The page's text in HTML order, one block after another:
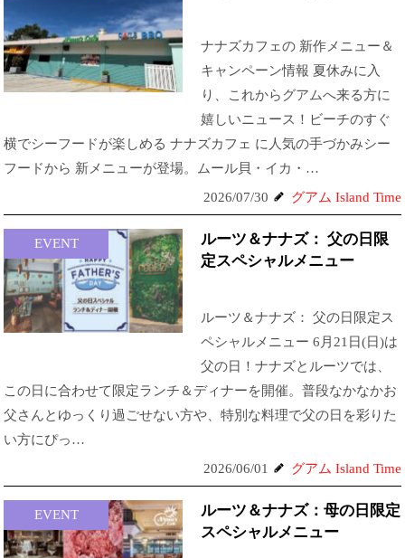
ナナズカフェの 新作メニュー＆
キャンペーン情報 夏休みに入
り、これからグアムへ来る方に
嬉しいニュース！ビーチのすぐ
横でシーフードが楽しめる ナナズカフェ に人気の手づかみシー
フードから 新メニューが登場。ムール貝・イカ・…
2026/07/30
グアム Island Time
EVENT
ルーツ＆ナナズ： 父の日限
定スペシャルメニュー
ルーツ＆ナナズ： 父の日限定ス
ペシャルメニュー 6月21日(日)は
父の日！ナナズとルーツでは、
この日に合わせて限定ランチ＆ディナーを開催。普段なかなかお
父さんとゆっくり過ごせない方や、特別な料理で父の日を彩りた
い方にぴっ…
2026/06/01
グアム Island Time
EVENT
ルーツ＆ナナズ：母の日限定
スペシャルメニュー